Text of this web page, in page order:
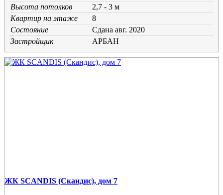
Высота потолков
2,7 - 3 м
Квартир на этаже
8
Состояние
Cдана авг. 2020
Застройщик
АРБАН
ЖК SCANDIS (Скандис), дом 7